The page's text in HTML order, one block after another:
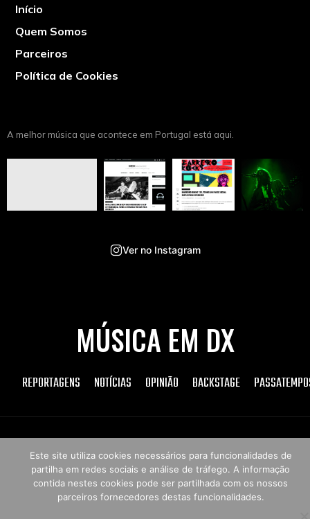
Início
Quem Somos
Parceiros
Política de Cookies
A melhor música que acontece em Portugal está aqui.
Ver no Instagram
MÚSICA EM DX
REPORTAGENS NOTÍCIAS OPINIÃO BACKSTAGE
Este site utiliza cookies necessários para funcionalidades de
partilha em redes sociais e análise de tráfego. A informação
contida nestes cookies pode ser partilhada com os nossos
parceiros fornecedores destas funcionalidades.